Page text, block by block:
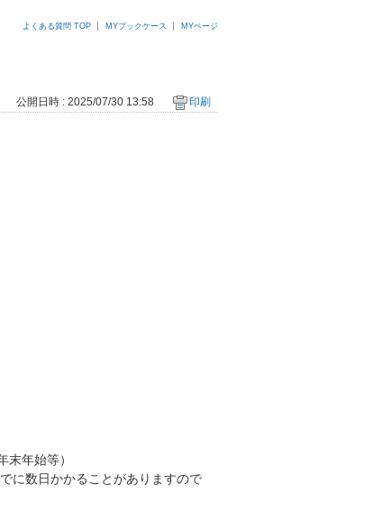
よくある質問 TOP MYブックケース MYページ
公開日時 : 2025/07/30 13:58 印刷
末年始等）
に数日かかることがありますので